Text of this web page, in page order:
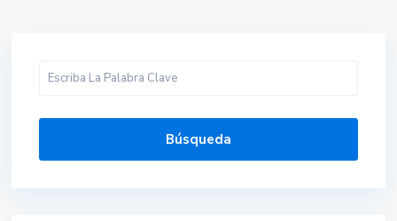
Búsqueda